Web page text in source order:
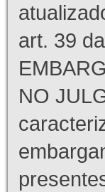
art. 39
NO